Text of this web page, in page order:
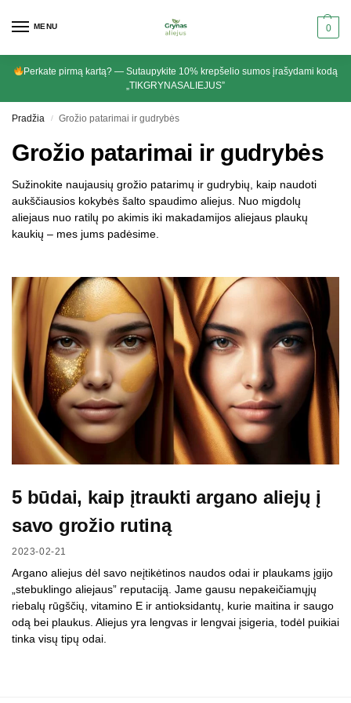
MENU 0
Perkate pirmą kartą? — Sutaupykite 10% krepšelio sumos įrašydami kodą
„TIKGRYNASALIEJUS”
Pradžia / Grožio patarimai ir gudrybės
Grožio patarimai ir gudrybės
Sužinokite naujausių grožio patarimų ir gudrybių, kaip naudoti
aukščiausios kokybės šalto spaudimo aliejus. Nuo migdolų
aliejaus nuo ratilų po akimis iki makadamijos aliejaus plaukų
kaukių – mes jums padėsime.
5 būdai, kaip įtraukti argano aliejų į
savo grožio rutiną
2023-02-21
Argano aliejus dėl savo neįtikėtinos naudos odai ir plaukams įgijo
„stebuklingo aliejaus” reputaciją. Jame gausu nepakeičiamųjų
riebalų rūgščių, vitamino E ir antioksidantų, kurie maitina ir saugo
odą bei plaukus. Aliejus yra lengvas ir lengvai įsigeria, todėl puikiai
tinka visų tipų odai.